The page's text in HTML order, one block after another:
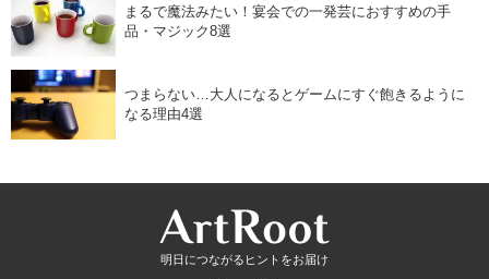
まるで魔法みたい！宴会での一発芸におすすめの手
品・マジック8選
つまらない…大人になるとゲームにすぐ飽きるように
なる理由4選
明日につながるヒントをお届け